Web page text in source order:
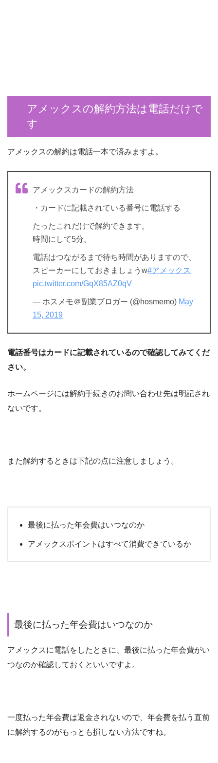
アメックスの解約方法は電話だけで
す
アメックスの解約は電話一本で済みますよ。
アメックスカードの解約方法
・カードに記載されている番号に電話する
たったこれだけで解約できます。
時間にして5分。
電話はつながるまで待ち時間がありますので、
スピーカーにしておきましょうw#アメックス
pic.twitter.com/GqX85AZ0qV
— ホスメモ＠副業ブロガー (@hosmemo) May
15, 2019
電話番号はカードに記載されているので確認してみてくだ
さい。
ホームページには解約手続きのお問い合わせ先は明記され
ないです。
また解約するときは下記の点に注意しましょう。
最後に払った年会費はいつなのか
アメックスポイントはすべて消費できているか
最後に払った年会費はいつなのか
アメックスに電話をしたときに、最後に払った年会費がい
つなのか確認しておくといいですよ。
一度払った年会費は返金されないので、年会費を払う直前
に解約するのがもっとも損しない方法ですね。